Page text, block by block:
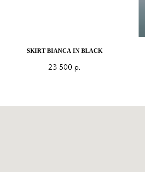
SKIRT BIANCA IN BLACK
23 500 р.